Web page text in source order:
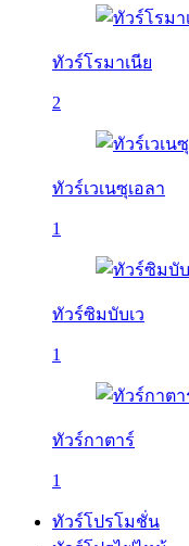
ทัวร์โรมาเนีย
2
ทัวร์เวเนซุเอลา
1
ทัวร์ซิมบับเว
1
ทัวร์กาตาร์
1
ทัวร์โปรโมชั่น